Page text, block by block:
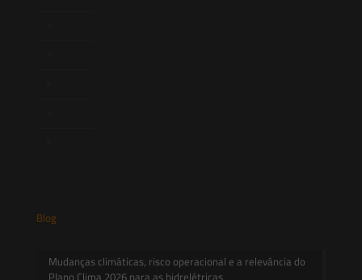
Blog
Mudanças climáticas, risco operacional e a relevância do
Plano Clima 2026 para as hidrelétricas